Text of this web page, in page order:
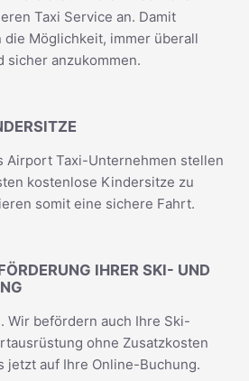
Taxi Service an. Damit
Möglichkeit, immer überall
sicher anzukommen.
Airport Taxi-Unternehmen stellen
kostenlose Kindersitze zu
somit eine sichere Fahrt.
IHRER SKI- UND
Wir befördern auch Ihre Ski-
ohne Zusatzkosten
jetzt auf Ihre Online-Buchung.